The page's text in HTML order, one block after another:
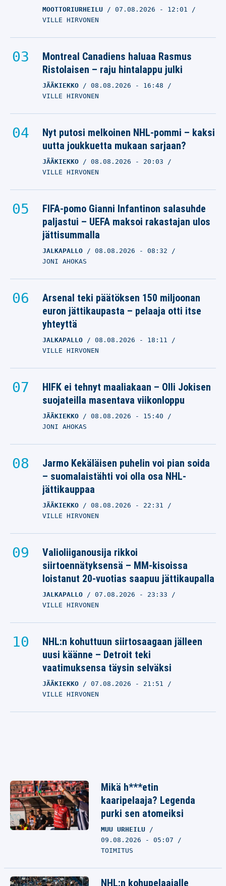
MOOTTORIURHEILU 07.08.2026 - 12:01
VILLE HIRVONEN
Montreal Canadiens haluaa Rasmus
Ristolaisen – raju hintalappu julki
JÄÄKIEKKO 08.08.2026 - 16:48
VILLE HIRVONEN
Nyt putosi melkoinen NHL-pommi – kaksi
uutta joukkuetta mukaan sarjaan?
JÄÄKIEKKO 08.08.2026 - 20:03
VILLE HIRVONEN
FIFA-pomo Gianni Infantinon salasuhde
paljastui – UEFA maksoi rakastajan ulos
jättisummalla
JALKAPALLO 08.08.2026 - 08:32
JONI AHOKAS
Arsenal teki päätöksen 150 miljoonan
euron jättikaupasta – pelaaja otti itse
yhteyttä
JALKAPALLO 08.08.2026 - 18:11
VILLE HIRVONEN
HIFK ei tehnyt maaliakaan – Olli Jokisen
suojateilla masentava viikonloppu
JÄÄKIEKKO 08.08.2026 - 15:40
JONI AHOKAS
Jarmo Kekäläisen puhelin voi pian soida
– suomalaistähti voi olla osa NHL-
jättikauppaa
JÄÄKIEKKO 08.08.2026 - 22:31
VILLE HIRVONEN
Valioliiganousija rikkoi
siirtoennätyksensä – MM-kisoissa
loistanut 20-vuotias saapuu jättikaupalla
JALKAPALLO 07.08.2026 - 23:33
VILLE HIRVONEN
NHL:n kohuttuun siirtosaagaan jälleen
uusi käänne – Detroit teki
vaatimuksensa täysin selväksi
JÄÄKIEKKO 07.08.2026 - 21:51
VILLE HIRVONEN
Mikä h***etin
kaaripelaaja? Legenda
purki sen atomeiksi
MUU URHEILU
09.08.2026 - 05:07
TOIMITUS
NHL:n kohupelaajalle